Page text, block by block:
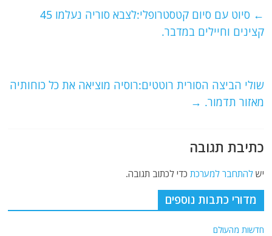
s
A
g
ra
l
er
e
k
←
סיוט עם סיום קטסטרופלי:לצבא סוריה נעלמו 45
קצינים וחיילים במדבר.
שולי הביצה הסורית רוטטים:רוסיה מוציאה את כל כוחותיה
מאזור תדמור. →
כתיבת תגובה
ישלהתחבר למערכת כדי לכתוב תגובה.
מדורי כתבות נוספים
חדשות מהעולם